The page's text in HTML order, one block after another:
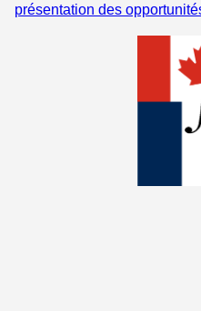
présentation des